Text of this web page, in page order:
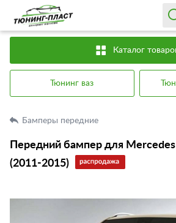
Каталог
Тюнинг ваз
Бамперы передние
Передний бампер для
(2011-2015)